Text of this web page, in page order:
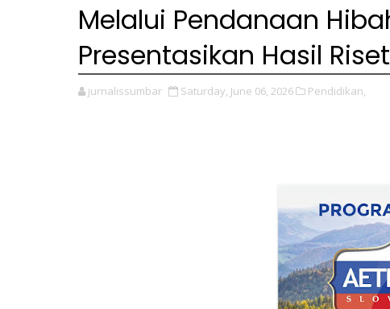
Melalui Pendanaan
Presentasikan Hasil
jurnalissumbar Saturday, June 06, 2026 Pendidikan,